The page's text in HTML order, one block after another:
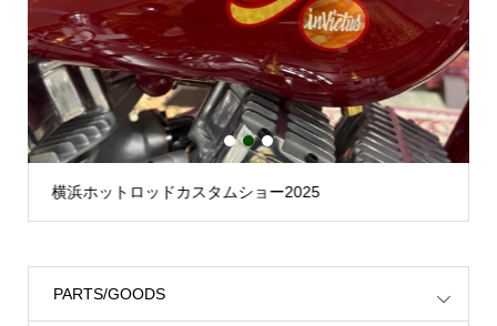
横浜ホットロッドカスタムショー2025
1 2 3
PARTS/GOODS